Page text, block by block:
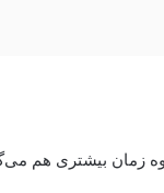
زمان بیشتری هم